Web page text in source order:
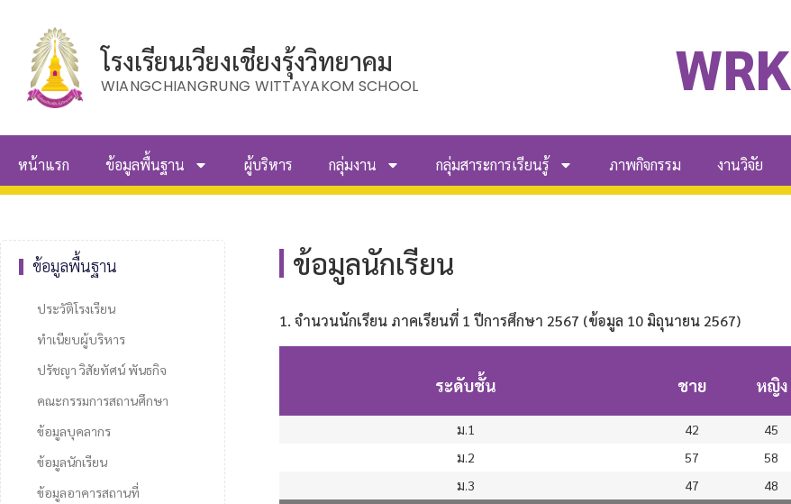
โรงเรียนเวียงเชียงรุ้งวิทยาคม
WIANGCHIANGRUNG WITTAYAKOM SCHOOL WRK
หน้าแรก ข้อมูลพื้นฐาน ผู้บริหาร กลุ่มงาน กลุ่มสาระการเรียนรู้ ภาพกิจกรรม งานวิจัย
ข้อมูลพื้นฐาน
ประวัติโรงเรียน
ทำเนียบผู้บริหาร
ปรัชญา วิสัยทัศน์ พันธกิจ
คณะกรรมการสถานศึกษา
ข้อมูลบุคลากร
ข้อมูลนักเรียน
ข้อมูลอาคารสถานที่
ข้อมูลนักเรียน
1. จำนวนนักเรียน ภาคเรียนที่ 1 ปีการศึกษา 2567 (ข้อมูล 10 มิถุนายน 2567)
ระดับชั้น ชาย หญิง
ม.1 42 45
ม.2
57 58
ม.3
47 48